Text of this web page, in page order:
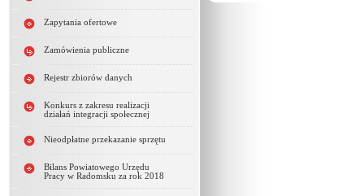
Zapytania ofertowe
Zamówienia publiczne
Rejestr zbiorów danych
Konkurs z zakresu realizacji
działań integracji społecznej
Nieodpłatne przekazanie sprzętu
Bilans Powiatowego Urzędu
Pracy w Radomsku za rok 2018